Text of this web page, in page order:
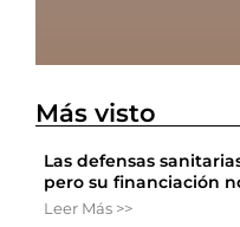
Más visto
Las defensas
pero su financiación
Leer Más >>